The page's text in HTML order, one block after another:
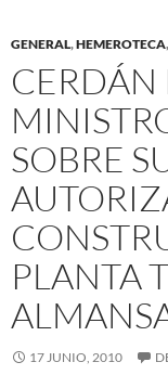
o
o
k
A
p
p
GENERAL,HEMEROTECA,
CERDÁN
SOBRE
PLANTA
17 JUNIO, 2010